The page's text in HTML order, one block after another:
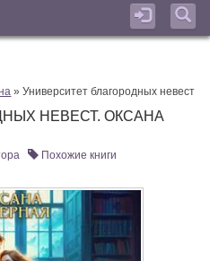
» Университет благородных невест
НЕВЕСТ. ОКСАНА
Похожие книги